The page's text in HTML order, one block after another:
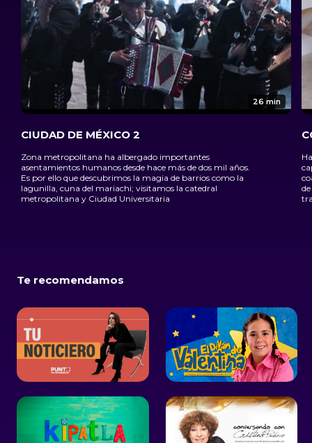
26 min
CIUDAD DE MÉXICO 2
Zona metropolitana ha albergado importantes
asentamientos humanos desde hace más de dos mil años.
Es por ello que descubrimos la magia de barrios como la
lagunilla, cuna del mariachi; visitamos la catedral
metropolitana y Ciudad Universitaria
Te recomendamos